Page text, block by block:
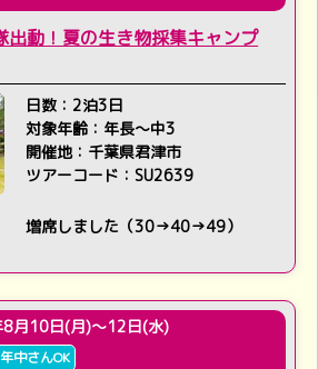
出動！夏の生き物採集キャンプ
日数：2泊3日
対象年齢：年長～中3
開催地：千葉県君津市
ツアーコード：SU2639
増席しました（30→40→49）
月10日(月)～12日(水)
年中さんOK